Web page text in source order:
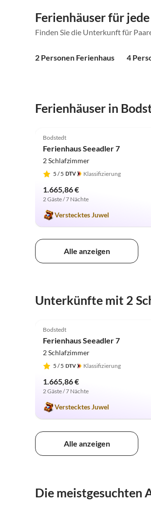
Ferienhäuser für
Finden Sie die Unterkunft für
2 Personen Ferienhaus 4
Ferienhäuser in
Bodstedt
Ferienhaus Seeadler 7
2 Schlafzimmer
5 / 5 Klassifizierung
1.665,86 €
2 Gäste / 7 Nächte
Verstecktes Juwel
Alle anzeigen
Unterkünfte mit 2
Bodstedt
Ferienhaus Seeadler 7
2 Schlafzimmer
5 / 5 Klassifizierung
1.665,86 €
2 Gäste / 7 Nächte
Verstecktes Juwel
Alle anzeigen
Die meistgesuchten